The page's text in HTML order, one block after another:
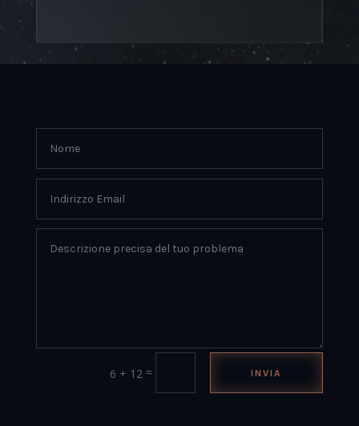
6 + 12 = INVIA